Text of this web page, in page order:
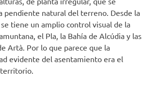
pendiente natural del terreno. Desde la
tiene un amplio control visual de la
el Pla, la Bahía de Alcúdia y las
Artà. Por lo que parece que la
evidente del asentamiento era el